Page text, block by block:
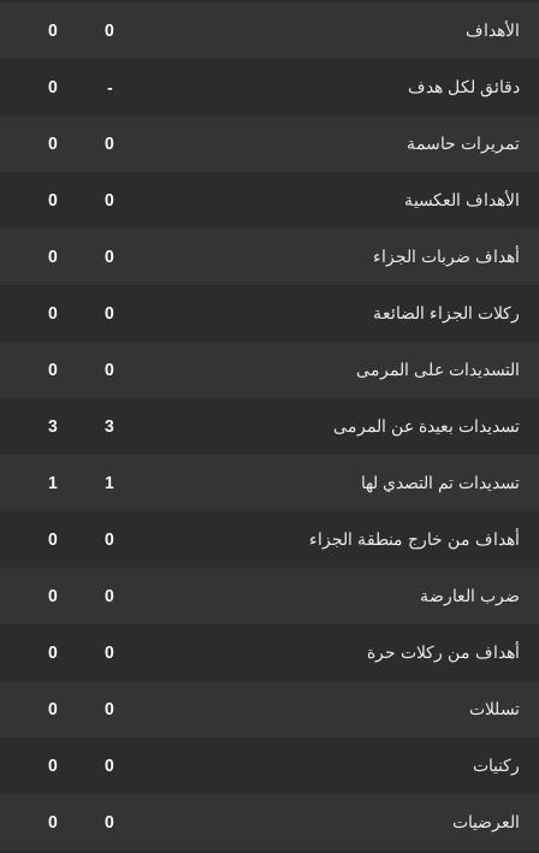
الأهداف 0
0
دقائق لكل هدف -
0
تمريرات حاسمة 0
0
الأهداف العكسية 0
0
أهداف ضربات الجزاء 0
0
ركلات الجزاء الضائعة 0
0
التسديدات على المرمى 0
0
تسديدات بعيدة عن المرمى 3
3
تسديدات تم التصدي لها 1
1
أهداف من خارج منطقة الجزاء 0
0
ضرب العارضة 0
0
أهداف من ركلات حرة 0
0
تسللات 0
0
ركنيات 0
0
العرضيات 0
0